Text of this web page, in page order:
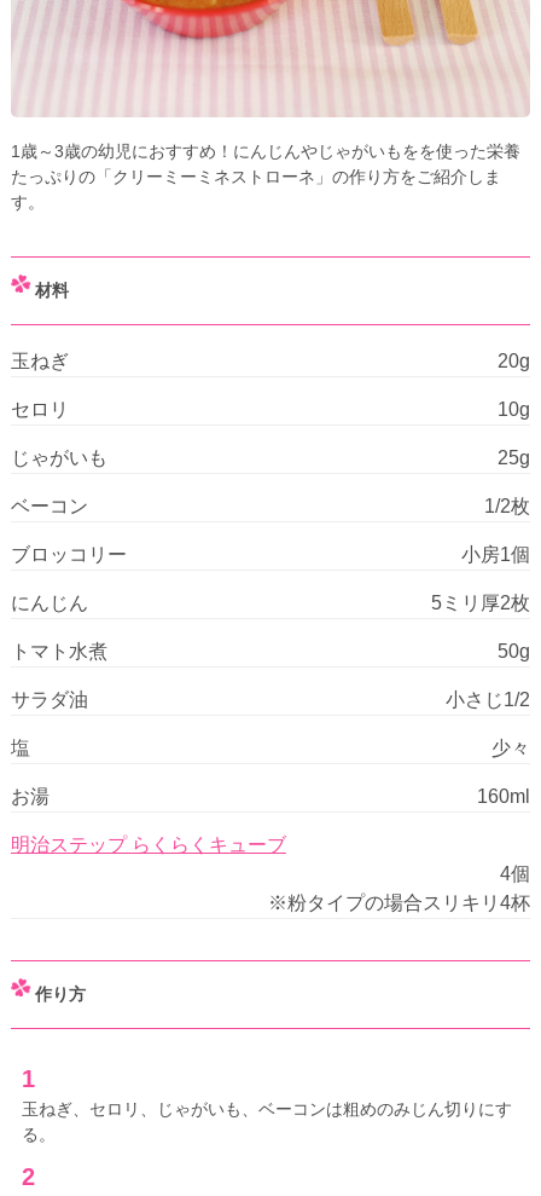
1歳～3歳の幼児におすすめ！にんじんやじゃがいもをを使った栄養
たっぷりの「クリーミーミネストローネ」の作り方をご紹介しま
す。
材料
玉ねぎ 20g
セロリ 10g
じゃがいも 25g
ベーコン 1/2枚
ブロッコリー 小房1個
にんじん 5ミリ厚2枚
トマト水煮 50g
サラダ油 小さじ1/2
塩 少々
お湯 160ml
明治ステップ らくらくキューブ
4個
※粉タイプの場合スリキリ4杯
作り方
1
玉ねぎ、セロリ、じゃがいも、ベーコンは粗めのみじん切りにす
る。
2